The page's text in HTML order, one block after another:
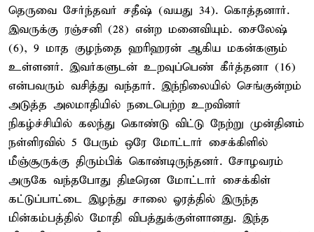
தெருவை சேர்ந்தவர் சதீஷ் (வயது 34). கொத்தனார்.
இவருக்கு ரஞ்சனி (28) என்ற மனைவியும். சைலேஷ்
(6), 9 மாத குழந்தை ஹரிஹரன் ஆகிய மகன்களும்
உள்ளனர். இவர்களுடன் உறவுப்பெண் கீர்த்தனா (16)
என்பவரும் வசித்து வந்தார். இந்நிலையில் செங்குன்றம்
அடுத்த அலமாதியில் நடைபெற்ற உறவினர்
நிகழ்ச்சியில் கலந்து கொண்டு விட்டு நேற்று முன்தினம்
நள்ளிரவில் 5 பேரும் ஒரே மோட்டார் சைக்கிளில்
மீஞ்சூருக்கு திரும்பிக் கொண்டிருந்தனர். சோழவரம்
அருகே வந்தபோது திடீரென மோட்டார் சைக்கிள்
கட்டுப்பாட்டை இழந்து சாலை ஓரத்தில் இருந்த
மின்கம்பத்தில் மோதி விபத்துக்குள்ளானது. இந்த